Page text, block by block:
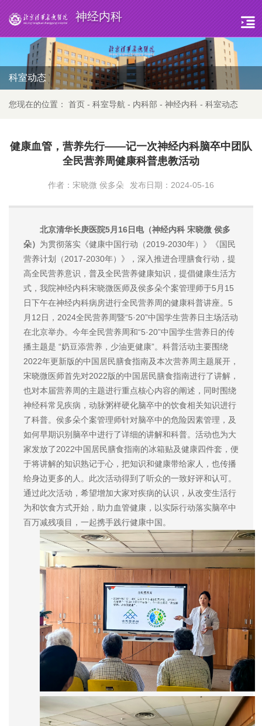
神经内科
科室动态
您现在的位置： 首页 - 科室导航 - 内科部 - 神经内科 - 科室动态
健康血管，营养先行——记一次神经内科脑卒中团队
全民营养周健康科普患教活动
作者：宋晓微 侯多朵 发布日期：2024-05-16
北京清华长庚医院5月16日电（神经内科 宋晓微 侯多
朵） 为贯彻落实《健康中国行动（2019-2030年）》《国民
营养计划（2017-2030年）》，深入推进合理膳食行动，提
高全民营养意识，普及全民营养健康知识，提倡健康生活方
式，我院神经内科宋晓微医师及侯多朵个案管理师于5月15
日下午在神经内科病房进行全民营养周的健康科普讲座。5
月12日，2024全民营养周暨“5·20”中国学生营养日主场活动
在北京举办。今年全民营养周和“5·20”中国学生营养日的传
播主题是 “奶豆添营养，少油更健康”。科普活动主要围绕
2022年更新版的中国居民膳食指南及本次营养周主题展开，
宋晓微医师首先对2022版的中国居民膳食指南进行了讲解，
也对本届营养周的主题进行重点核心内容的阐述，同时围绕
神经科常见疾病，动脉粥样硬化脑卒中的饮食相关知识进行
了科普。侯多朵个案管理师针对脑卒中的危险因素管理，及
如何早期识别脑卒中进行了详细的讲解和科普。活动也为大
家发放了2022中国居民膳食指南的冰箱贴及健康四件套，便
于将讲解的知识熟记于心，把知识和健康带给家人，也传播
给身边更多的人。此次活动得到了听众的一致好评和认可。
通过此次活动，希望增加大家对疾病的认识，从改变生活行
为和饮食方式开始，助力血管健康，以实际行动落实脑卒中
百万减残项目，一起携手践行健康中国。